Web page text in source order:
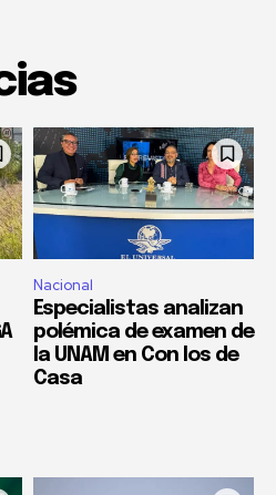
Nacional
Especialistas analizan
polémica de examen de
la UNAM en Con los de
Casa